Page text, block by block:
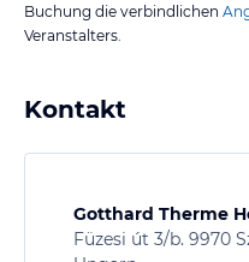
Buchung die verbindlichen
Veranstalters.
Kontakt
Gotthard Therme
Füzesi út 3/b. 9970